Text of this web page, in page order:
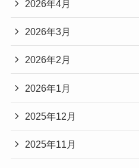
2026年4月
2026年3月
2026年2月
2026年1月
2025年12月
2025年11月